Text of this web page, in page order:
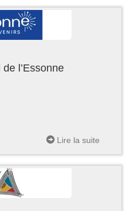
l’Essonne
Lire la suite